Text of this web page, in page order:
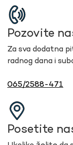
Pozovite
Za sva dodatna
radnog dana i
065/2588-471
Posetite